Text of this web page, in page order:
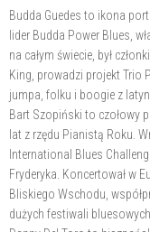
Budda Guedes to ikona
lider Budda Power Blues,
na całym świecie, był
King, prowadzi projekt Trio
jumpa, folku i boogie z
Bart Szopiński to czołowy
lat z rzędu Pianistą Roku.
International Blues
Fryderyka. Koncertował w
Bliskiego Wschodu,
dużych festiwali